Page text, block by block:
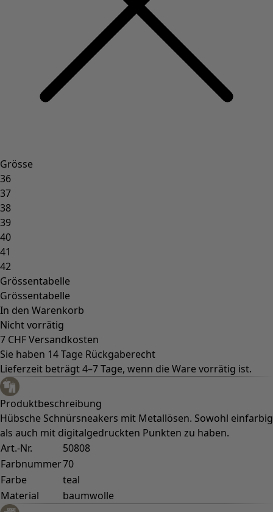
Grösse
36
37
38
39
40
41
42
Grössentabelle
Grössentabelle
In den Warenkorb
Nicht vorrätig
7 CHF Versandkosten
Sie haben 14 Tage Rückgaberecht
Lieferzeit beträgt 4–7 Tage, wenn die Ware vorrätig ist.
Produktbeschreibung
Hübsche Schnürsneakers mit Metallösen. Sowohl einfarbig
als auch mit digitalgedruckten Punkten zu haben.
Art.-Nr.
50808
Farbnummer70
Farbe
teal
Material
baumwolle